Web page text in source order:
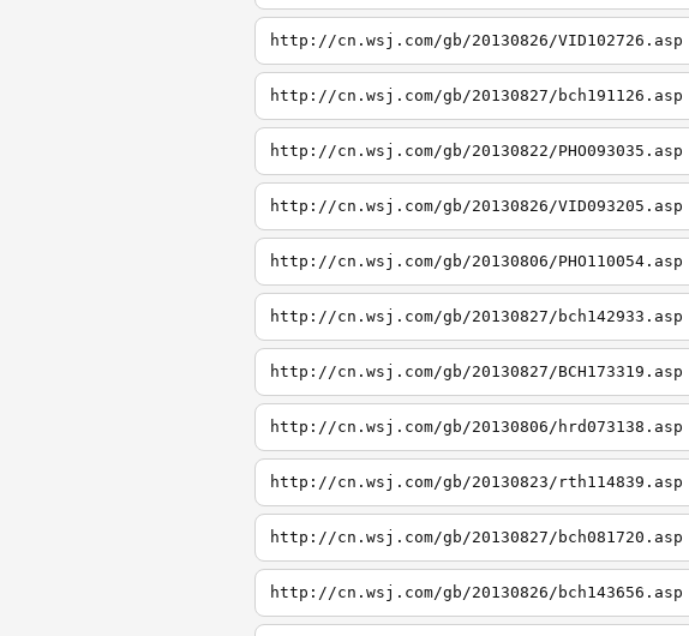
http://cn.wsj.com/gb/20130826/VID102726.asp
http://cn.wsj.com/gb/20130827/bch191126.asp
http://cn.wsj.com/gb/20130822/PHO093035.asp
http://cn.wsj.com/gb/20130826/VID093205.asp
http://cn.wsj.com/gb/20130806/PHO110054.asp
http://cn.wsj.com/gb/20130827/bch142933.asp
http://cn.wsj.com/gb/20130827/BCH173319.asp
http://cn.wsj.com/gb/20130806/hrd073138.asp
http://cn.wsj.com/gb/20130823/rth114839.asp
http://cn.wsj.com/gb/20130827/bch081720.asp
http://cn.wsj.com/gb/20130826/bch143656.asp